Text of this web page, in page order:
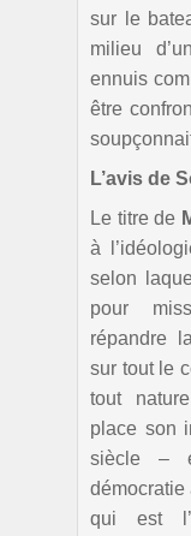
sur le
milieu
ennuis
être
L’avis de
Le titre de
à
selon
pour
répandre
sur tout le
tout
place son
siècle –
démocratie
qui est